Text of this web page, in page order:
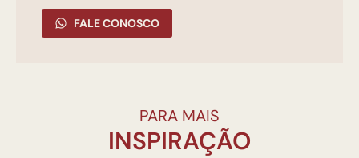
FALE CONOSCO
PARA MAIS
INSPIRAÇÃO